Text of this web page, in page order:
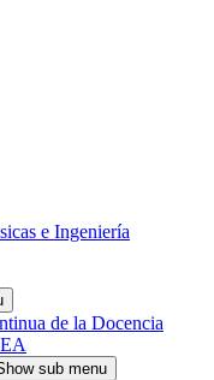
de la Docencia
sub menu